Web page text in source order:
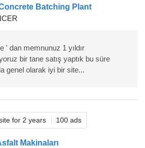
Batching Plant
' dan memnunuz 1 yıldır
bir tane satış yaptık bu süre
genel olarak iyi bir site...
for 2 years 100 ads
Makinaları